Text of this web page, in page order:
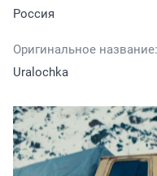
Россия
Оригинальное название:
Uralochka